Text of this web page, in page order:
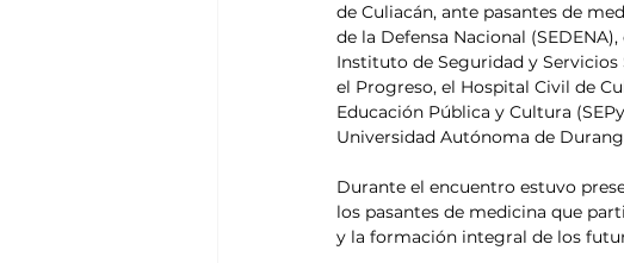
de Culiacán, ante pasantes de
de la Defensa Nacional
Instituto de Seguridad y Servicios
el Progreso, el Hospital Civil de
Educación Pública y Cultura
Universidad Autónoma de
Durante el encuentro estuvo
los pasantes de medicina que
y la formación integral de los